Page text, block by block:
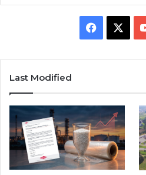
Facebook
Last Modified